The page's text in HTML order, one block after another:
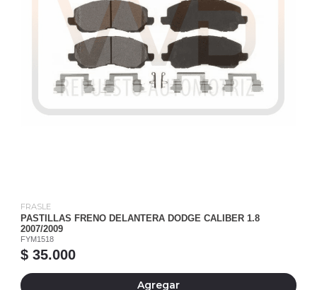
FRASLE
PASTILLAS FRENO DELANTERA DODGE CALIBER 1.8
2007/2009
FYM1518
$ 35.000
Agregar